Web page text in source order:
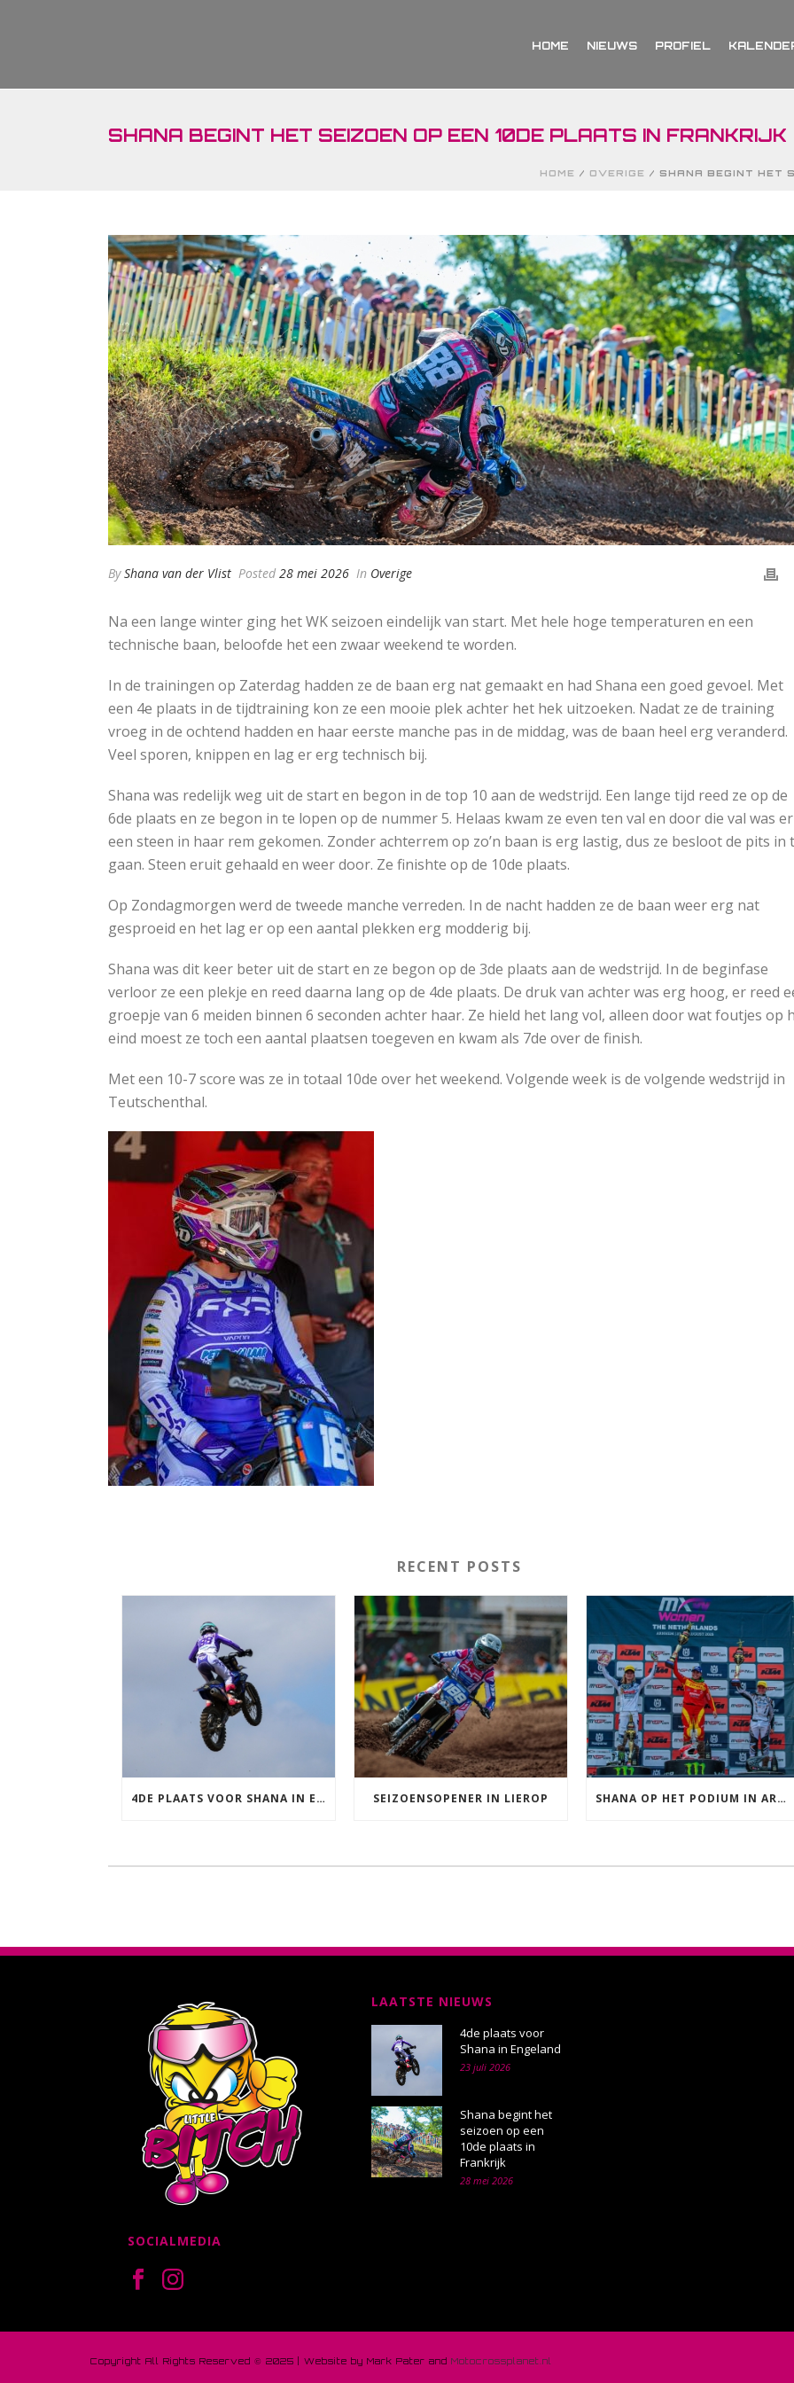
HOME NIEUWS PROFIEL
SHANA BEGINT HET SEIZOEN OP EEN 10DE PLAATS IN FRANKRIJK
HOME / OVERIGE / SHANA BEGINT HET
ByShana van der Vlist Posted 28 mei 2026 In Overige
Na een lange winter ging het WK seizoen eindelijk van start. Met hele hoge temperaturen en een
technische baan, beloofde het een zwaar weekend te worden.
In de trainingen op Zaterdag hadden ze de baan erg nat gemaakt en had Shana een goed gevoel. Met
een 4e plaats in de tijdtraining kon ze een mooie plek achter het hek uitzoeken. Nadat ze de training
vroeg in de ochtend hadden en haar eerste manche pas in de middag, was de baan heel erg veranderd.
Veel sporen, knippen en lag er erg technisch bij.
Shana was redelijk weg uit de start en begon in de top 10 aan de wedstrijd. Een lange tijd reed ze op de
6de plaats en ze begon in te lopen op de nummer 5. Helaas kwam ze even ten val en door die val was er
een steen in haar rem gekomen. Zonder achterrem op zo’n baan is erg lastig, dus ze besloot de pits in
gaan. Steen eruit gehaald en weer door. Ze finishte op de 10de plaats.
Op Zondagmorgen werd de tweede manche verreden. In de nacht hadden ze de baan weer erg nat
gesproeid en het lag er op een aantal plekken erg modderig bij.
Shana was dit keer beter uit de start en ze begon op de 3de plaats aan de wedstrijd. In de beginfase
verloor ze een plekje en reed daarna lang op de 4de plaats. De druk van achter was erg hoog, er reed
groepje van 6 meiden binnen 6 seconden achter haar. Ze hield het lang vol, alleen door wat foutjes op
eind moest ze toch een aantal plaatsen toegeven en kwam als 7de over de finish.
Met een 10-7 score was ze in totaal 10de over het weekend. Volgende week is de volgende wedstrijd in
Teutschenthal.
RECENT POSTS
4DE PLAATS VOOR SHANA IN ENGELAND SEIZOENSOPENER IN LIEROP SHANA OP HET PODIUM IN ARNHEM
SOCIALMEDIA
LAATSTE NIEUWS
4de plaats voor
Shana in Engeland
23 juli 2026
Shana begint het
seizoen op een
10de plaats in
Frankrijk
28 mei 2026
Copyright All Rights Reserved © 2025 | Website by Mark Pater and Motocrossplanet.nl